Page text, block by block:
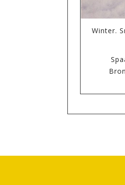
Winter.